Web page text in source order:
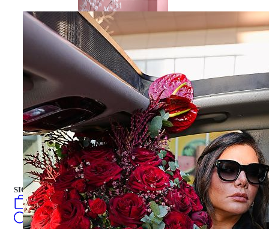
کیک تازه
فارسی
english
turkish
Русский
العربية
SIGN IN/SIGN UP
0öğeler
Search
جعبه هدیه
کیک تازه
فارسی
english
turkish
Русский